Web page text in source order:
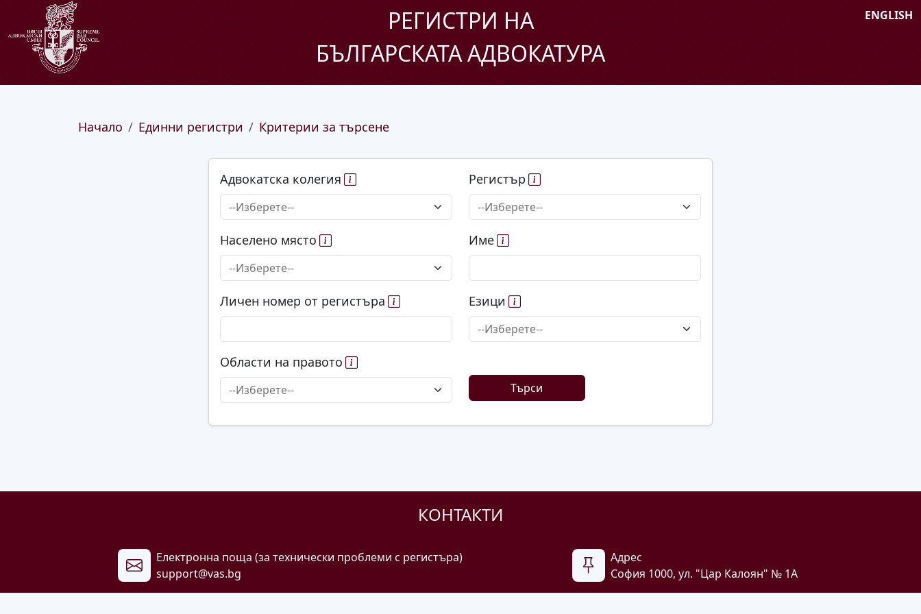
РЕГИСТРИ НА
БЪЛГАРСКАТА АДВОКАТУРА
ENGLISH
Начало Единни регистри Критерии за търсене
Адвокатска колегия Регистър
Населено място Име
Личен номер от регистъра Езици
Области на правото
Търси
КОНТАКТИ
Електронна поща (за технически проблеми с регистъра)
support@vas.bg
Адрес
София 1000, ул. "Цар Калоян" № 1A